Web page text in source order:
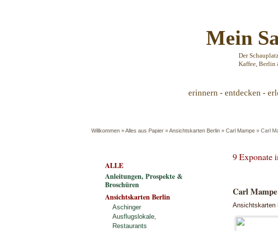
Mein
Der
Kaffee, Berlin
erinnern - entdecken -
Willkommen »Alles aus Papier »Ansichtskarten Berlin » Carl Mampe » Carl
9 Exponate
Carl
Ansichtskarten
ALLE
Anleitungen, Prospekte &
Broschüren
Ansichtskarten Berlin
Aschinger
Ausflugslokale,
Restaurants